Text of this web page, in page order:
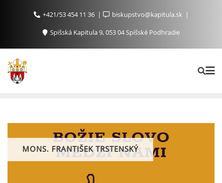
+421/53 454 11 36
biskupstvo@kapitula.sk
Spišská Kapitula 9, 053 04 Spišské Podhradie
MONS. FRANTIŠEK TRSTENSKÝ